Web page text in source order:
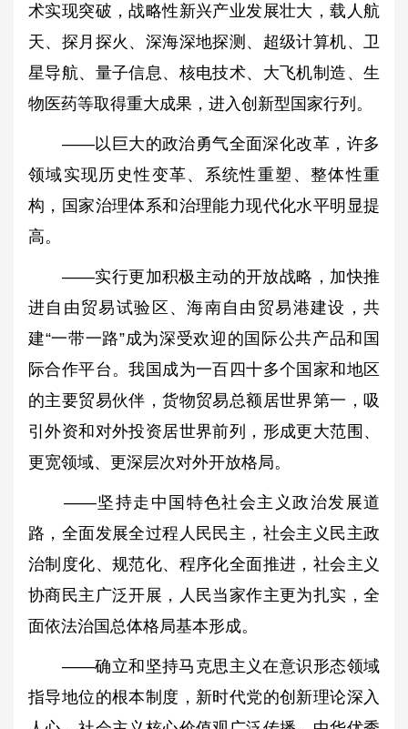
术实现突破，战略性新兴产业发展壮大，载人航
天、探月探火、深海深地探测、超级计算机、卫
星导航、量子信息、核电技术、大飞机制造、生
物医药等取得重大成果，进入创新型国家行列。
——以巨大的政治勇气全面深化改革，许多
领域实现历史性变革、系统性重塑、整体性重
构，国家治理体系和治理能力现代化水平明显提
高。
——实行更加积极主动的开放战略，加快推
进自由贸易试验区、海南自由贸易港建设，共
建“一带一路”成为深受欢迎的国际公共产品和国
际合作平台。我国成为一百四十多个国家和地区
的主要贸易伙伴，货物贸易总额居世界第一，吸
引外资和对外投资居世界前列，形成更大范围、
更宽领域、更深层次对外开放格局。
——坚持走中国特色社会主义政治发展道
路，全面发展全过程人民民主，社会主义民主政
治制度化、规范化、程序化全面推进，社会主义
协商民主广泛开展，人民当家作主更为扎实，全
面依法治国总体格局基本形成。
——确立和坚持马克思主义在意识形态领域
指导地位的根本制度，新时代党的创新理论深入